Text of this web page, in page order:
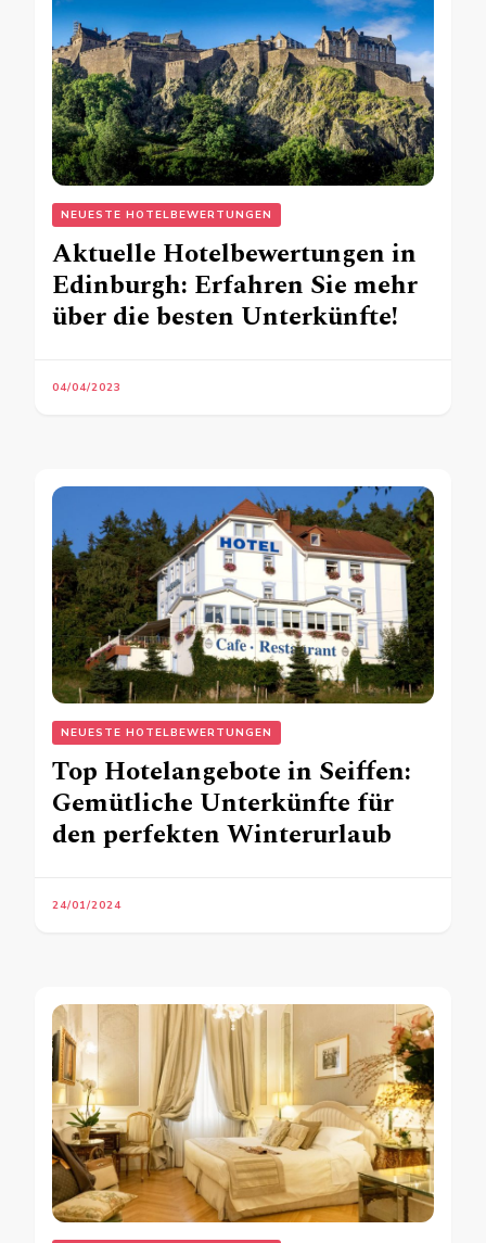
NEUESTE HOTELBEWERTUNGEN
Aktuelle Hotelbewertungen in
Edinburgh: Erfahren Sie mehr
über die besten Unterkünfte!
04/04/2023
NEUESTE HOTELBEWERTUNGEN
Top Hotelangebote in Seiffen:
Gemütliche Unterkünfte für
den perfekten Winterurlaub
24/01/2024